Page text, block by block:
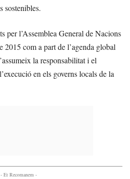
sostenibles.
per l’Assemblea General de Nacions
2015 com a part de l’agenda global
la responsabilitat i el
en els governs locals de la
- Et Recomanem -